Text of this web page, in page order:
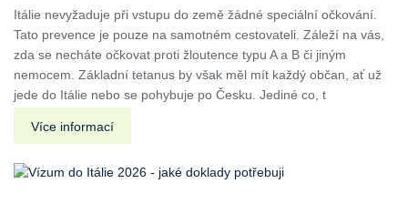
Itálie nevyžaduje při vstupu do země žádné speciální očkování.
Tato prevence je pouze na samotném cestovateli. Záleží na vás,
zda se necháte očkovat proti žloutence typu A a B či jiným
nemocem. Základní tetanus by však měl mít každý občan, ať už
jede do Itálie nebo se pohybuje po Česku. Jediné co, t
Více informací